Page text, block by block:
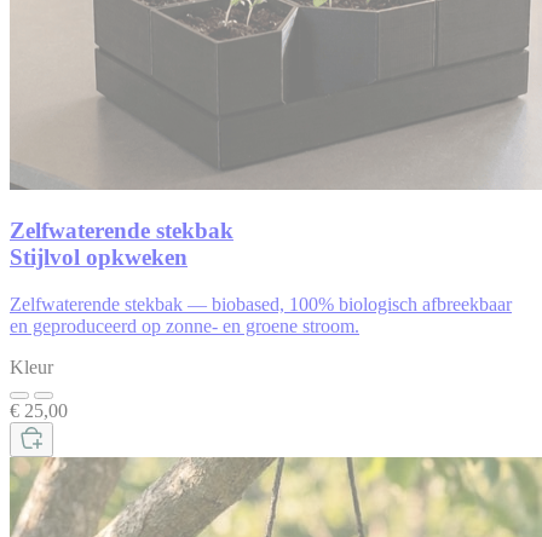
Zelfwaterende stekbak
Stijlvol opkweken
Zelfwaterende stekbak — biobased, 100% biologisch afbreekbaar
en geproduceerd op zonne- en groene stroom.
Kleur
€ 25,00